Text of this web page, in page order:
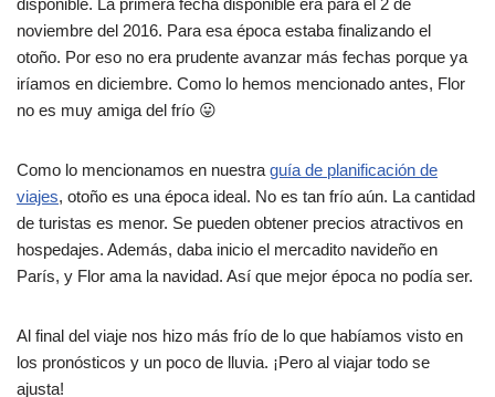
disponible. La primera fecha disponible era para el 2 de
noviembre del 2016. Para esa época estaba finalizando el
otoño. Por eso no era prudente avanzar más fechas porque ya
iríamos en diciembre. Como lo hemos mencionado antes, Flor
no es muy amiga del frío 😛
Como lo mencionamos en nuestra guía de planificación de
viajes, otoño es una época ideal. No es tan frío aún. La cantidad
de turistas es menor. Se pueden obtener precios atractivos en
hospedajes. Además, daba inicio el mercadito navideño en
París, y Flor ama la navidad. Así que mejor época no podía ser.
Al final del viaje nos hizo más frío de lo que habíamos visto en
los pronósticos y un poco de lluvia. ¡Pero al viajar todo se
ajusta!